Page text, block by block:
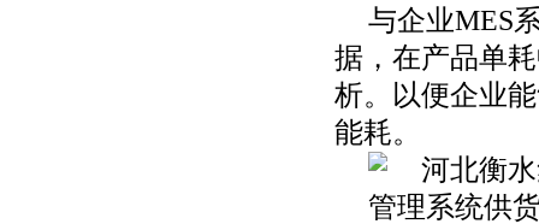
与企业MES
据，在产品单
析。以便企业
能耗。